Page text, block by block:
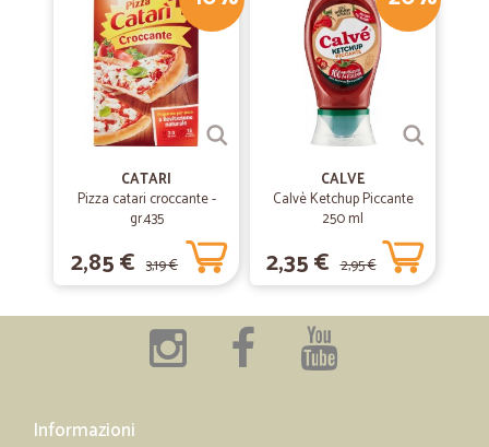
CATARI
Pizza catari croccante -
gr.435
2,85 € 3,19 €
CALVE
Calvè Ketchup Piccante
250 ml
2,35 € 2,95 €
Informazioni